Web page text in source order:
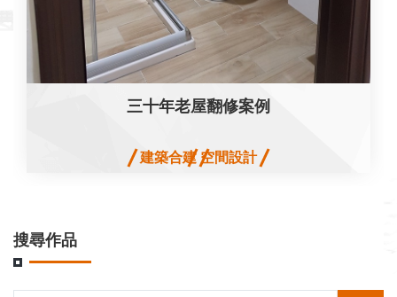
三十年老屋翻修案例
建築合建 空間設計
搜尋作品